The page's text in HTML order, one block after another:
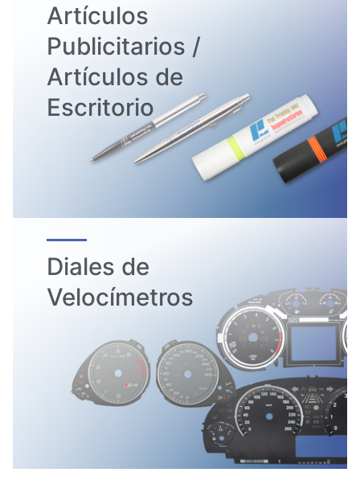
Artículos
Publicitarios /
Artículos de
Escritorio
Diales de
Velocímetros